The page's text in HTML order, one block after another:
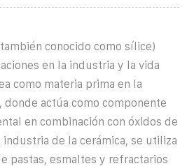
conocido como sílice)
en la industria y la vida
como materia prima en la
donde actúa como componente
en combinación con óxidos de
industria de la cerámica, se utiliza
pastas, esmaltes y refractarios